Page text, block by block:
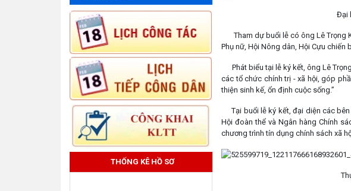
THỐNG KÊ HỒ SƠ
Đại
Tham dự buổi lễ có ông Lê Trọng
Phụ nữ, Hội Nông dân, Hội Cựu chiến
Phát biểu tại lễ ký kết, ông Lê
các tổ chức chính trị - xã hội, góp
thiện sinh kế, ổn định cuộc sống.”
️Tại buổi lễ ký kết, đại diện các bên
Hội đoàn thể và Ngân hàng Chính
chương trình tín dụng chính sách xã